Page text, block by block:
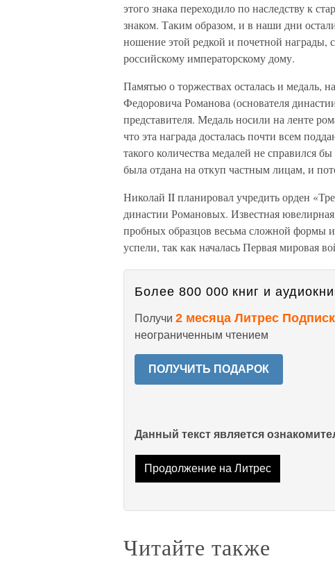
этого знака переходило по наследству к
знаком. Таким образом, и в наши дни
ношение этой редкой и почетной награды,
российскому императорскому дому.
Памятью о торжествах осталась и медаль,
Федоровича Романова (основателя
представителя. Медаль носили на ленте
что эта награда досталась почти всем
такого количества медалей не справился
была отдана на откуп частным лицам, и
Николай II планировал учредить орден
династии Романовых. Известная
пробных образцов весьма сложной формы
успели, так как началась Первая мировая
Более 800 000 книг и
Получи 2 месяца Литрес
неограниченным чтением
ПОЛУЧИТЬ ПОДАРОК
Данный текст является
Продолжение на Литрес
Читайте также